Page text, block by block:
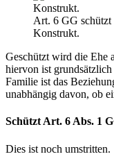
Art. 6 GG schützt
Konstrukt.
Geschützt wird die Ehe
hiervon ist
Familie ist das
unabhängig davon, ob
Schützt Art. 6 Abs. 1
Dies ist noch umstritten.